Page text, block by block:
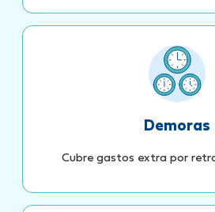
Demoras
Cubre gastos extra por